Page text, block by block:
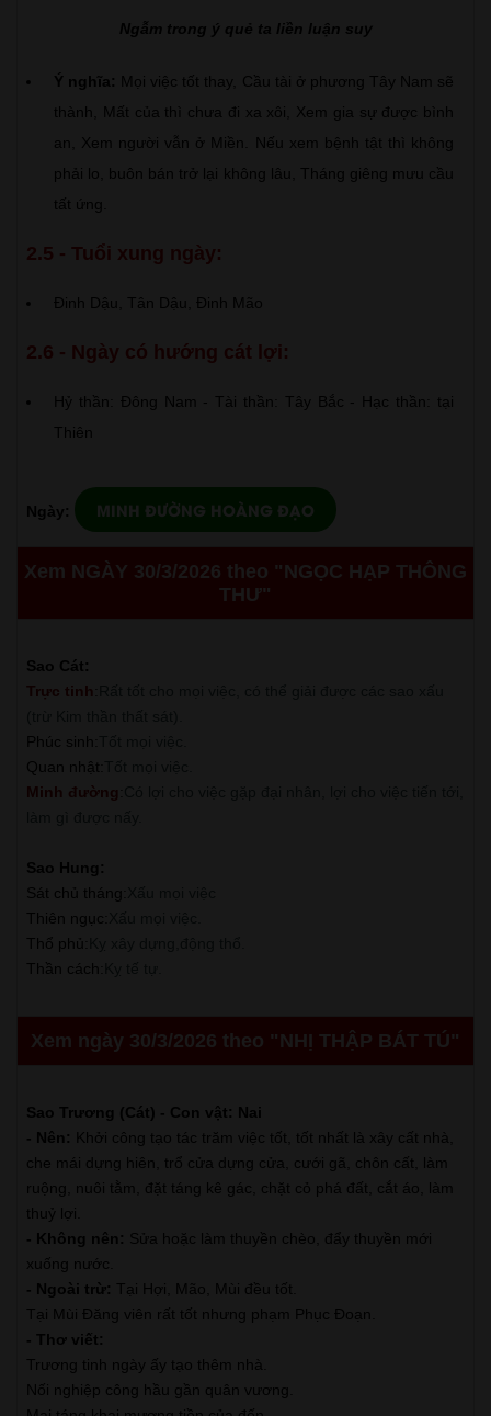
Ngẫm trong ý quẻ ta liền luận suy
Ý nghĩa: Mọi việc tốt thay, Cầu tài ở phương Tây Nam sẽ
thành, Mất của thì chưa đi xa xôi, Xem gia sự được bình
an, Xem người vẫn ở Miền. Nếu xem bệnh tật thì không
phải lo, buôn bán trở lại không lâu, Tháng giêng mưu cầu
tất ứng.
2.5 - Tuổi xung ngày:
Đinh Dậu, Tân Dậu, Đinh Mão
2.6 - Ngày có hướng cát lợi:
Hỷ thần: Đông Nam - Tài thần: Tây Bắc - Hạc thần: tại
Thiên
Ngày: MINH ĐƯỜNG HOÀNG ĐẠO
Xem NGÀY 30/3/2026 theo "NGỌC HẠP THÔNG
THƯ"
Sao Cát:
Trực tinh
Phúc sinh
Quan nhật
Minh đường
Sao Hung:
Sát chủ tháng
Thiên ngục
Thổ phủ
Thần cách
Xem ngày 30/3/2026 theo "NHỊ THẬP BÁT TÚ"
Sao Trương (Cát) - Con vật: Nai
- Nên: Khởi công tạo tác trăm việc tốt, tốt nhất là xây cất nhà,
che mái dựng hiên, trổ cửa dựng cửa, cưới gã, chôn cất, làm
ruộng, nuôi tằm, đặt táng kê gác, chặt cỏ phá đất, cắt áo, làm
thuỷ lợi.
- Không nên: Sửa hoặc làm thuyền chèo, đẩy thuyền mới
xuống nước.
- Ngoài trừ: Tại Hợi, Mão, Mùi đều tốt.
Tại Mùi Đăng viên rất tốt nhưng phạm Phục Đoạn.
- Thơ viết:
Trương tinh ngày ấy tạo thêm nhà.
Nối nghiệp công hầu gần quân vương.